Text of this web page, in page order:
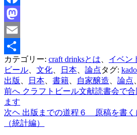
Facebook
Mastodon
Email
共
有
カテゴリー: craft drinksとは イベン
ビール
文化 日本 論点タグ:
出版
日本 書籍 自家醸造 論点
投
稿
ナ
前へ クラフトビール文献読書会で
ます
次ヘ 出版までの道程６ 原稿を書く
（統計編）